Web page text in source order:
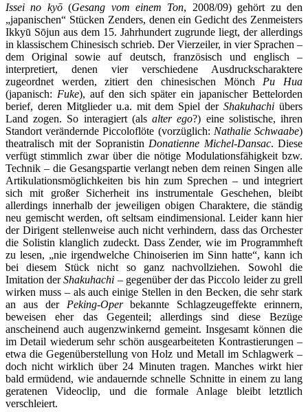
Issei no kyō(Gesang vom einem Ton, 2008/09) gehört zu den
„japanischen“ Stücken Zenders, denen ein Gedicht des Zenmeisters
Ikkyū Sōjun aus dem 15. Jahrhundert zugrunde liegt, der allerdings
in klassischem Chinesisch schrieb. Der Vierzeiler, in vier Sprachen –
dem Original sowie auf deutsch, französisch und englisch –
interpretiert, denen vier verschiedene Ausdruckscharaktere
zugeordnet werden, zitiert den chinesischen Mönch Pu Hua
(japanisch: Fuke), auf den sich später ein japanischer Bettelorden
berief, deren Mitglieder u.a. mit dem Spiel derShakuhachiübers
Land zogen. So interagiert (alsalter ego?) eine solistische, ihren
Standort verändernde Piccoloflöte (vorzüglich: Nathalie Schwaabe)
theatralisch mit der Sopranistin Donatienne Michel-Dansac. Diese
verfügt stimmlich zwar über die nötige Modulationsfähigkeit bzw.
Technik – die Gesangspartie verlangt neben dem reinen Singen alle
Artikulationsmöglichkeiten bis hin zum Sprechen – und integriert
sich mit großer Sicherheit ins instrumentale Geschehen, bleibt
allerdings innerhalb der jeweiligen obigen Charaktere, die ständig
neu gemischt werden, oft seltsam eindimensional. Leider kann hier
der Dirigent stellenweise auch nicht verhindern, dass das Orchester
die Solistin klanglich zudeckt. Dass Zender, wie im Programmheft
zu lesen, „nie irgendwelche Chinoiserien im Sinn hatte“, kann ich
bei diesem Stück nicht so ganz nachvollziehen. Sowohl die
Imitation derShakuhachi – gegenüber der das Piccolo leider zu grell
wirken muss – als auch einige Stellen in den Becken, die sehr stark
an aus der Peking-Operbekannte Schlagzeugeffekte erinnern,
beweisen eher das Gegenteil; allerdings sind diese Bezüge
anscheinend auch augenzwinkernd gemeint. Insgesamt können die
im Detail wiederum sehr schön ausgearbeiteten Kontrastierungen –
etwa die Gegenüberstellung von Holz und Metall im Schlagwerk –
doch nicht wirklich über 24 Minuten tragen. Manches wirkt hier
bald ermüdend, wie andauernde schnelle Schnitte in einem zu lang
geratenen Videoclip, und die formale Anlage bleibt letztlich
verschleiert.